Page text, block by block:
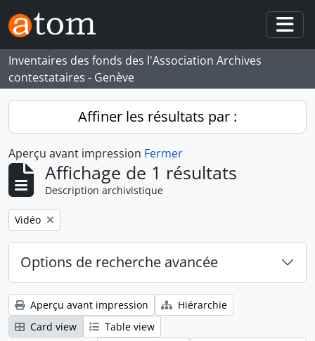
Skip to main content
Inventaires des fonds des l'Association Archives
contestataires - Genève
Affiner les résultats par :
Aperçu avant impression Fermer
Affichage de 1 résultats
Description archivistique
Remove filter:
Vidéo
Options de recherche avancée
Aperçu avant impression
Hiérarchie
Card view
Table view